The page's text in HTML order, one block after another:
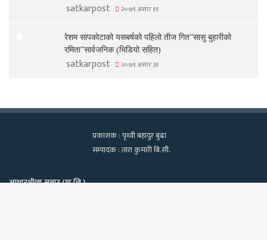
satkarpost २०७९ असार ११
रेशम सापकोटाको यसबर्षको पहिलो तीज गित”सासु बुहारीको
रमिता”सार्वजनिक (भिडियो सहित)
satkarpost २०७९ असार ३१
प्रकाशक : पृथ्वी बहादुर बुढा
सम्पादक : तारा कुमारी बि.सी.
आधारशीला सञ्चार (प्रा.लि.)